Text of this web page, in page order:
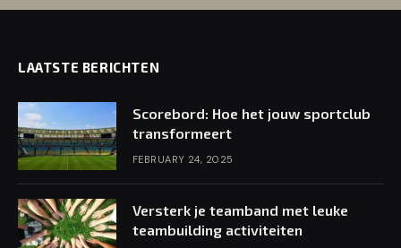
LAATSTE BERICHTEN
Scorebord: Hoe het jouw sportclub
transformeert
FEBRUARY 24, 2025
Versterk je teamband met leuke
teambuilding activiteiten